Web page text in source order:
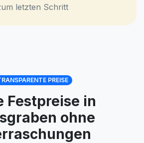
letzten Schritt
PREISE
Festpreise in
ohne